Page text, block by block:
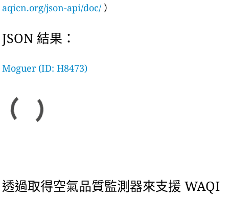
aqicn.org/json-api/doc/ ）
JSON 結果：
Moguer (ID: H8473)
透過取得空氣品質監測器來支援 WAQI